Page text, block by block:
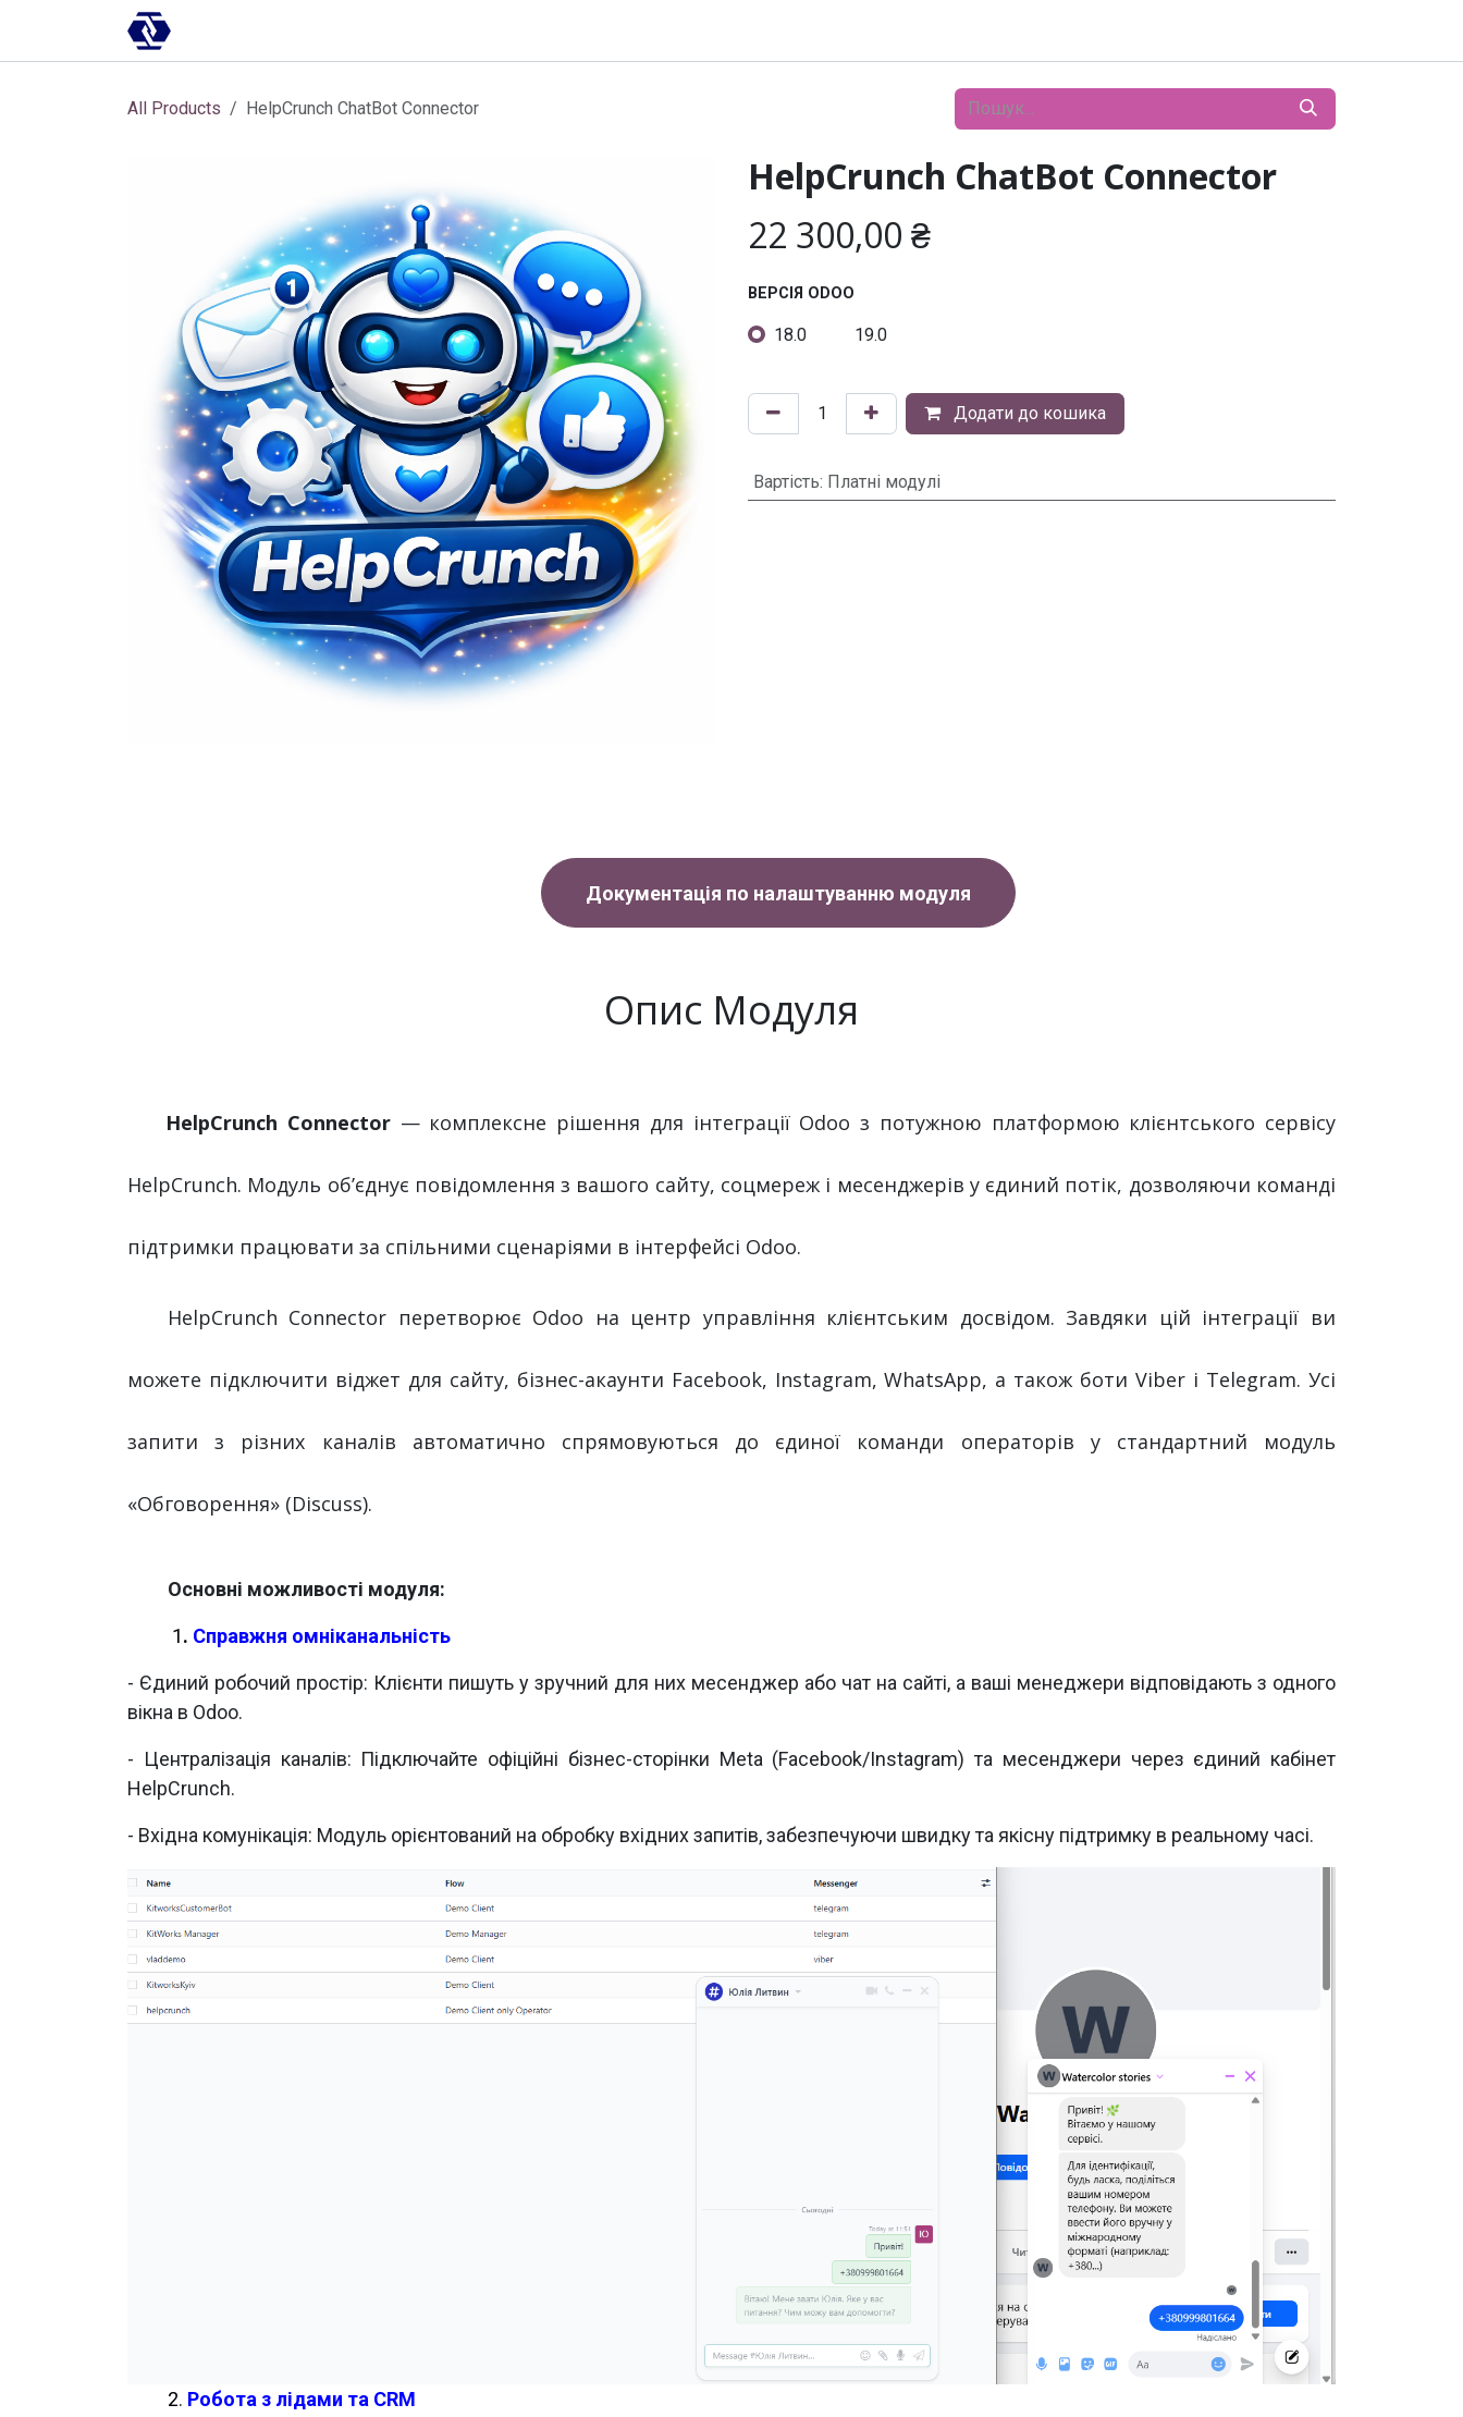
All Products HelpCrunch ChatBot Connector
HelpCrunch ChatBot Connector
22 300,00 ₴
ВЕРСІЯ ODOO
18.0 19.0
Додати до кошика
Вартість: Платні модулі
Документація по налаштуванню модуля
Опис Модуля
HelpCrunch Connector — комплексне рішення для інтеграції Odoo з потужною платформою клієнтського сервісу
HelpCrunch. Модуль об’єднує повідомлення з вашого сайту, соцмереж і месенджерів у єдиний потік, дозволяючи команді
підтримки працювати за спільними сценаріями в інтерфейсі Odoo.
​HelpCrunch Connector перетворює Odoo на центр управління клієнтським досвідом. Завдяки цій інтеграції ви
можете підключити віджет для сайту, бізнес-акаунти Facebook, Instagram, WhatsApp, а також боти Viber і Telegram. Усі
запити з різних каналів автоматично спрямовуються до єдиної команди операторів у стандартний модуль
«Обговорення» (Discuss).
​Основні можливості модуля:
1. Справжня омніканальність
- Єдиний робочий простір: Клієнти пишуть у зручний для них месенджер або чат на сайті, а ваші менеджери відповідають з одного
вікна в Odoo.
- Централізація каналів: Підключайте офіційні бізнес-сторінки Meta (Facebook/Instagram) та месенджери через єдиний кабінет
HelpCrunch.
- Вхідна комунікація: Модуль орієнтований на обробку вхідних запитів, забезпечуючи швидку та якісну підтримку в реальному часі.
2. Робота з лідами та CRM